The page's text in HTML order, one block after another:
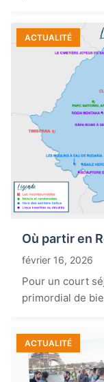
ACTUALITÉ
Où partir en
février 16, 2026
Pour un court
primordial de
ACTUALITÉ